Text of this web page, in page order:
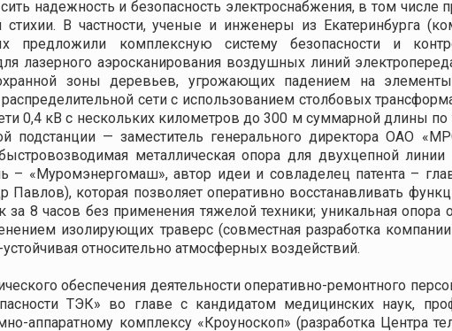
надежность и безопасность электроснабжения, в том числе
В частности, ученые и инженеры из Екатеринбурга
комплексную систему безопасности и
лазерного аэросканирования воздушных линий
зоны деревьев, угрожающих падением на
сети с использованием столбовых
0,4 кВ с нескольких километров до 300 м суммарной длины
подстанции — заместитель генерального директора ОАО
металлическая опора для двухцепной линии
– «Муромэнергомаш», автор идеи и совладелец патента –
которая позволяет оперативно восстанавливать
8 часов без применения тяжелой техники; уникальная
изолирующих траверс (совместная разработка
относительно атмосферных воздействий.
обеспечения деятельности оперативно-ремонтного
ТЭК» во главе с кандидатом медицинских наук,
аппаратному комплексу «Кроуноскоп» (разработка Центра